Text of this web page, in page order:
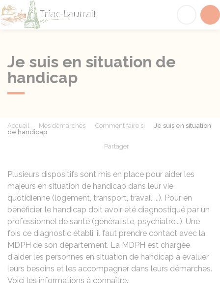
Je suis en situation de
handicap
Accueil Mes démarches Comment faire si
Je suis en situation
de handicap
Partager
Plusieurs dispositifs sont mis en place pour aider les
majeurs en situation de handicap dans leur vie
quotidienne (logement, transport, travail ...). Pour en
bénéficier, le handicap doit avoir été diagnostiqué par un
professionnel de santé (généraliste, psychiatre...). Une
fois ce diagnostic établi, il faut prendre contact avec la
MDPH de son département. La MDPH est chargée
d'aider les personnes en situation de handicap à évaluer
leurs besoins et les accompagner dans leurs démarches.
Voici les informations à connaître.